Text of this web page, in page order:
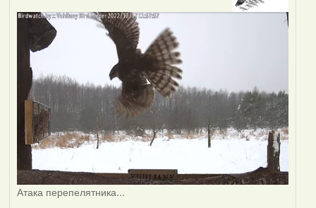
Атака перепелятника...